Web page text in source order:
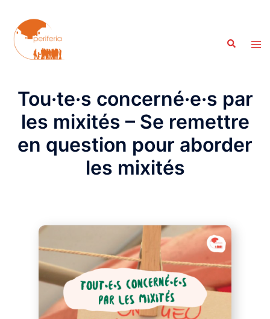
contenu
Tou·te·s concerné·e·s par
les mixités – Se remettre
en question pour aborder
les mixités